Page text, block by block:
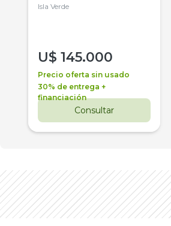
Isla Verde
U$ 145.000
Precio oferta sin usado
30% de entrega +
financiación
Consultar